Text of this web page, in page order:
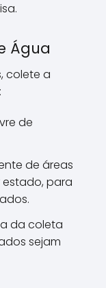
Água
colete a
de
de áreas
estado, para
da coleta
sejam